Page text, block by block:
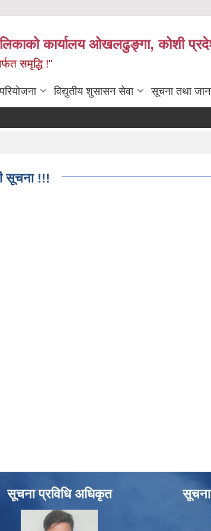
कार्यालय ओखलढुङ्गा, कोशी
समृद्धि !"
विद्युतीय शुसासन सेवा सूचना तथा
सूचना !!!
सूचना प्रविधि अधिकृत सूचना